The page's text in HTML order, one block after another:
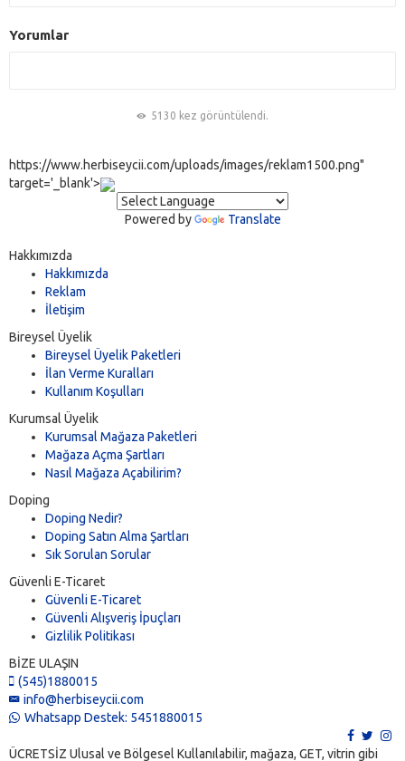
Yorumlar
5130 kez görüntülendi.
https://www.herbiseycii.com/uploads/images/reklam1500.png"
target='_blank'>
Powered by Translate
Hakkımızda
Hakkımızda
Reklam
İletişim
Bireysel Üyelik
Bireysel Üyelik Paketleri
İlan Verme Kuralları
Kullanım Koşulları
Kurumsal Üyelik
Kurumsal Mağaza Paketleri
Mağaza Açma Şartları
Nasıl Mağaza Açabilirim?
Doping
Doping Nedir?
Doping Satın Alma Şartları
Sık Sorulan Sorular
Güvenli E-Ticaret
Güvenli E-Ticaret
Güvenli Alışveriş İpuçları
Gizlilik Politikası
BİZE ULAŞIN
(545)1880015
info@herbiseycii.com
Whatsapp Destek: 5451880015
ÜCRETSİZ Ulusal ve Bölgesel Kullanılabilir, mağaza, GET, vitrin gibi